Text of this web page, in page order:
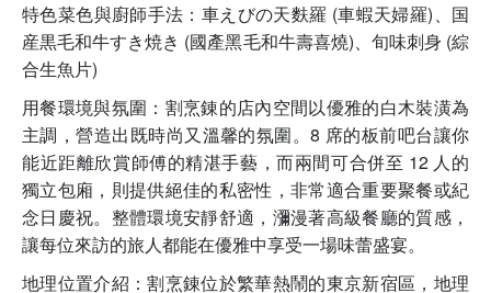
特色菜色與廚師手法：車えびの天麩羅 (車蝦天婦羅)、国
産黒毛和牛すき焼き (國產黑毛和牛壽喜燒)、旬味刺身 (綜
合生魚片)
用餐環境與氛圍：割烹錬的店內空間以優雅的白木裝潢為
主調，營造出既時尚又溫馨的氛圍。8 席的板前吧台讓你
能近距離欣賞師傅的精湛手藝，而兩間可合併至 12 人的
獨立包廂，則提供絕佳的私密性，非常適合重要聚餐或紀
念日慶祝。整體環境安靜舒適，瀰漫著高級餐廳的質感，
讓每位來訪的旅人都能在優雅中享受一場味蕾盛宴。
地理位置介紹：割烹錬位於繁華熱鬧的東京新宿區，地理